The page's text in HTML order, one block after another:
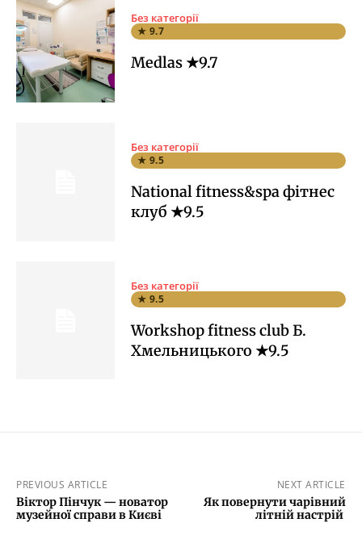
Без категорії
★ 9.7
Medlas ★9.7
Без категорії
★ 9.5
National fitness&spa фітнес
клуб ★9.5
Без категорії
★ 9.5
Workshop fitness club Б.
Хмельницького ★9.5
PREVIOUS ARTICLE
Віктор Пінчук — новатор
музейної справи в Києві
NEXT ARTICLE
Як повернути чарівний
літній настрій